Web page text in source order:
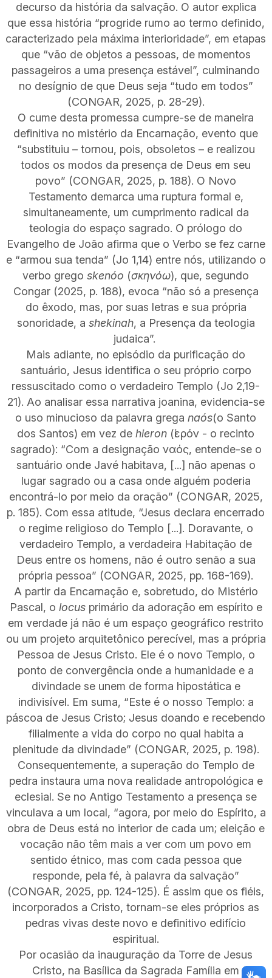
decurso da história da salvação. O autor explica
que essa história “progride rumo ao termo definido,
caracterizado pela máxima interioridade”, em etapas
que “vão de objetos a pessoas, de momentos
passageiros a uma presença estável”, culminando
no desígnio de que Deus seja “tudo em todos”
(CONGAR, 2025, p. 28-29).
O cume desta promessa cumpre-se de maneira
definitiva no mistério da Encarnação, evento que
“substituiu – tornou, pois, obsoletos – e realizou
todos os modos da presença de Deus em seu
povo” (CONGAR, 2025, p. 188). O Novo
Testamento demarca uma ruptura formal e,
simultaneamente, um cumprimento radical da
teologia do espaço sagrado. O prólogo do
Evangelho de João afirma que o Verbo se fez carne
e “armou sua tenda” (Jo 1,14) entre nós, utilizando o
verbo gregoskenóo (σκηνόω), que, segundo
Congar (2025, p. 188), evoca “não só a presença
do êxodo, mas, por suas letras e sua própria
sonoridade, a shekinah, a Presença da teologia
judaica”.
Mais adiante, no episódio da purificação do
santuário, Jesus identifica o seu próprio corpo
ressuscitado como o verdadeiro Templo (Jo 2,19-
21). Ao analisar essa narrativa joanina, evidencia-se
o uso minucioso da palavra greganaós(o Santo
dos Santos) em vez dehieron (ἱερόν - o recinto
sagrado): “Com a designação ναός, entende-se o
santuário onde Javé habitava, [...] não apenas o
lugar sagrado ou a casa onde alguém poderia
encontrá-lo por meio da oração” (CONGAR, 2025,
p. 185). Com essa atitude, “Jesus declara encerrado
o regime religioso do Templo [...]. Doravante, o
verdadeiro Templo, a verdadeira Habitação de
Deus entre os homens, não é outro senão a sua
própria pessoa” (CONGAR, 2025, pp. 168-169).
A partir da Encarnação e, sobretudo, do Mistério
Pascal, o locusprimário da adoração em espírito e
em verdade já não é um espaço geográfico restrito
ou um projeto arquitetônico perecível, mas a própria
Pessoa de Jesus Cristo. Ele é o novo Templo, o
ponto de convergência onde a humanidade e a
divindade se unem de forma hipostática e
indivisível. Em suma, “Este é o nosso Templo: a
páscoa de Jesus Cristo; Jesus doando e recebendo
filialmente a vida do corpo no qual habita a
plenitude da divindade” (CONGAR, 2025, p. 198).
Consequentemente, a superação do Templo de
pedra instaura uma nova realidade antropológica e
eclesial. Se no Antigo Testamento a presença se
vinculava a um local, “agora, por meio do Espírito, a
obra de Deus está no interior de cada um; eleição e
vocação não têm mais a ver com um povo em
sentido étnico, mas com cada pessoa que
responde, pela fé, à palavra da salvação”
(CONGAR, 2025, pp. 124-125). É assim que os fiéis,
incorporados a Cristo, tornam-se eles próprios as
pedras vivas deste novo e definitivo edifício
espiritual.
Por ocasião da inauguração da Torre de Jesus
Cristo, na Basílica da Sagrada Família em